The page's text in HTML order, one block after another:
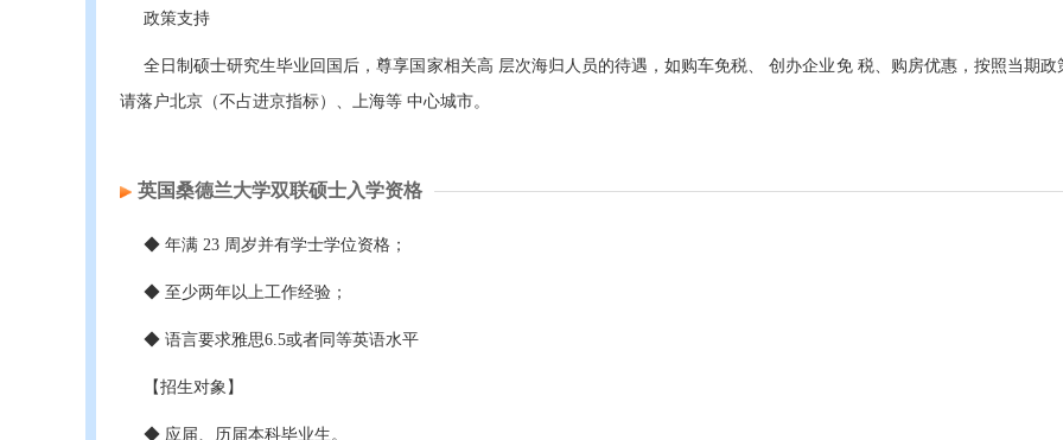
政策支持
全日制硕士研究生毕业回国后，尊享国家相关高 层次海归人员的待遇，如购车免税、 创办企业免 税、购房优惠，按照当期政
请落户北京（不占进京指标）、上海等 中心城市。
英国桑德兰大学双联硕士入学资格
◆ 年满 23 周岁并有学士学位资格；
◆ 至少两年以上工作经验；
◆ 语言要求雅思6.5或者同等英语水平
【招生对象】
◆ 应届、历届本科毕业生。